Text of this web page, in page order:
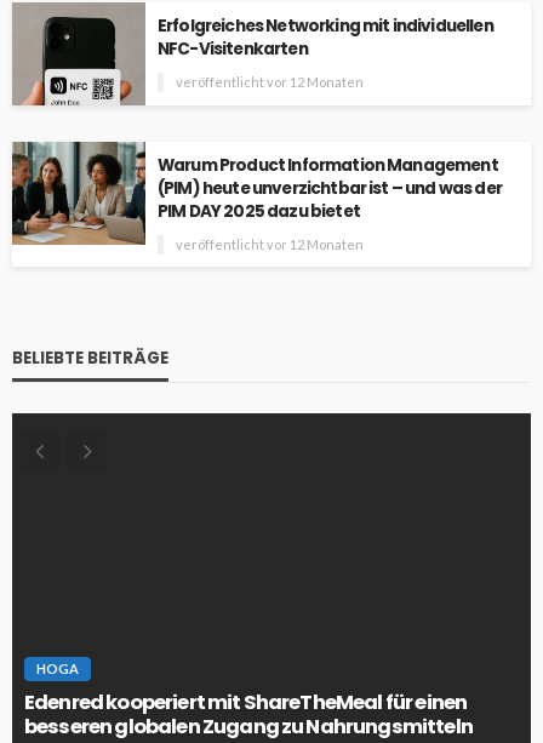
Erfolgreiches Networking mit individuellen
NFC-Visitenkarten
veröffentlicht vor 12 Monaten
Warum Product Information Management
(PIM) heute unverzichtbar ist – und was der
PIM DAY 2025 dazu bietet
veröffentlicht vor 12 Monaten
BELIEBTE BEITRÄGE
HOGA
Edenred kooperiert mit ShareTheMeal für einen
besseren globalen Zugang zu Nahrungsmitteln